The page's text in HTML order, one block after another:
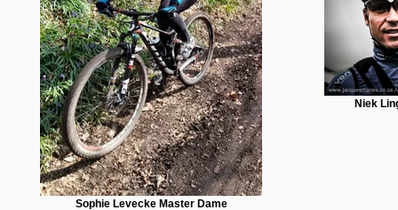
Sophie Levecke Master Dame
Niek